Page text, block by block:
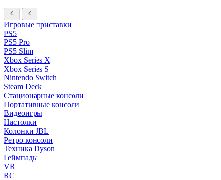
Игровые приставки
PS5
PS5 Pro
PS5 Slim
Xbox Series X
Xbox Series S
Nintendo Switch
Steam Deck
Стационарные консоли
Портативные консоли
Видеоигры
Настолки
Колонки JBL
Ретро консоли
Техника Dyson
Геймпады
VR
RC